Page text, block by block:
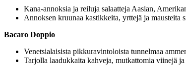
Kana-annoksia ja reiluja salaatteja Aasian,
Annoksen kruunaa kastikkeita, yrttejä ja mausteita
Bacaro Doppio
Venetsialaisista pikkuravintoloista tunnelmaa
Tarjolla laadukkaita kahveja, mutkattomia viinejä